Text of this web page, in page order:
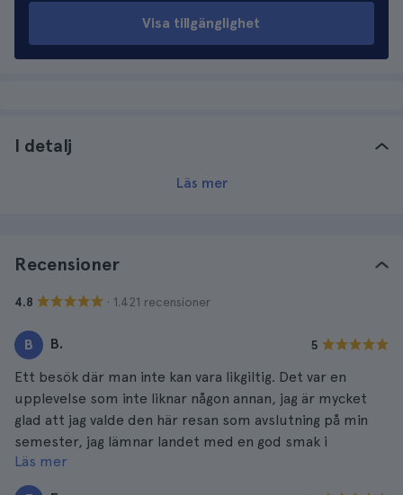
Visa tillgänglighet
I detalj
Läs mer
Recensioner
4.8 · 1.421 recensioner
B B. 5
Ett besök där man inte kan vara likgiltig. Det var en
upplevelse som inte liknar någon annan, jag är mycket
glad att jag valde den här resan som avslutning på min
semester, jag lämnar landet med en god smak i
munnen. Jag rekommenderar den varmt till alla.
Läs mer